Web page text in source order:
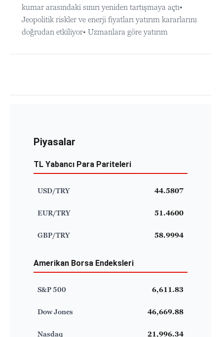
kumar arasındaki sınırı yeniden tartışmaya açtı•
Jeopolitik riskler ve enerji fiyatları yatırım kararlarını
doğrudan etkiliyor• Uzmanlara göre yatırım
Piyasalar
TL Yabancı Para Pariteleri
USD/TRY 44.5807
EUR/TRY 51.4600
GBP/TRY 58.9994
Amerikan Borsa Endeksleri
S&P 500 6,611.83
Dow Jones 46,669.88
Nasdaq 21,996.34